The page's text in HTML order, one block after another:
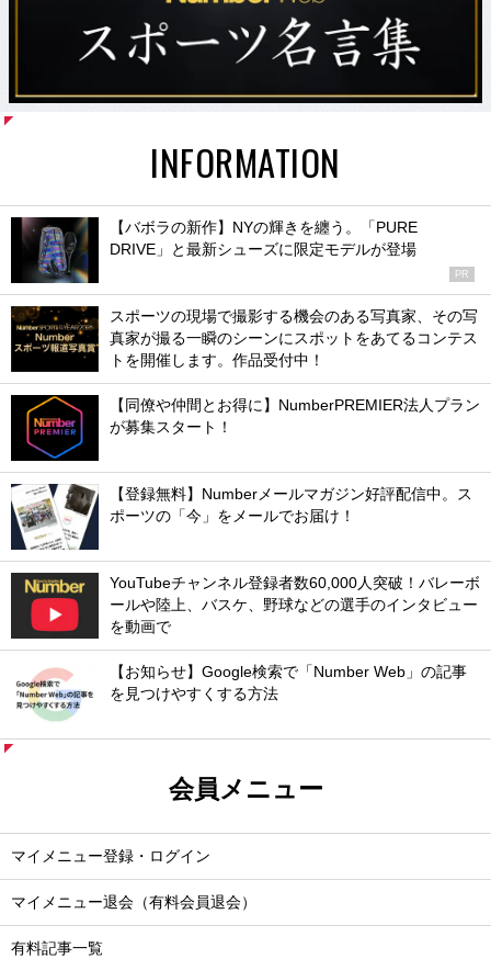
INFORMATION
【バボラの新作】NYの輝きを纏う。「PURE
DRIVE」と最新シューズに限定モデルが登場
PR
スポーツの現場で撮影する機会のある写真家、その写
真家が撮る一瞬のシーンにスポットをあてるコンテス
トを開催します。作品受付中！
【同僚や仲間とお得に】NumberPREMIER法人プラン
が募集スタート！
【登録無料】Numberメールマガジン好評配信中。ス
ポーツの「今」をメールでお届け！
YouTubeチャンネル登録者数60,000人突破！バレーボ
ールや陸上、バスケ、野球などの選手のインタビュー
を動画で
【お知らせ】Google検索で「Number Web」の記事
を見つけやすくする方法
会員メニュー
マイメニュー登録・ログイン
マイメニュー退会（有料会員退会）
有料記事一覧